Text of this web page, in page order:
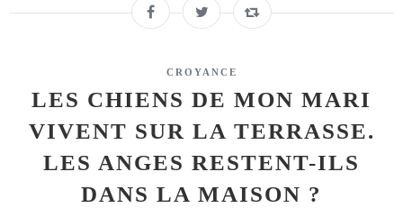
CROYANCE
LES CHIENS DE MON MARI
VIVENT SUR LA TERRASSE.
LES ANGES RESTENT-ILS
DANS LA MAISON ?